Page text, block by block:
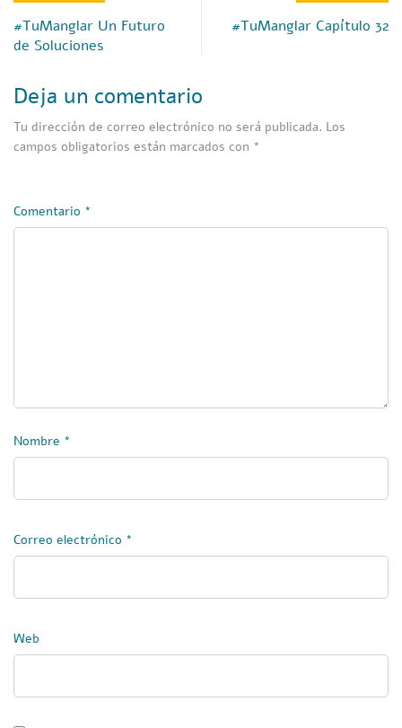
#TuManglar Un Futuro
de Soluciones
#TuManglar Capítulo 32
Deja un comentario
Tu dirección de correo electrónico no será publicada. Los
campos obligatorios están marcados con *
Comentario *
Nombre *
Correo electrónico *
Web